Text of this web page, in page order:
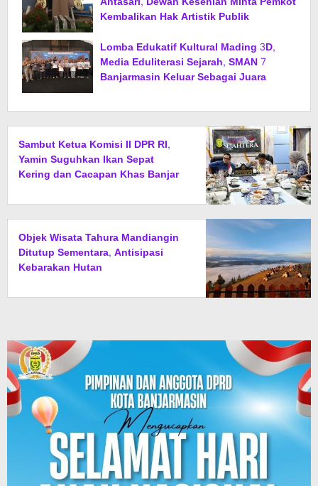
Kembalikan Hak Artistik Publik
Lomba Edukatif Kultural Mading 3D,
Media Eduliterasi Sejarah, SMAN 7
Banjarmasin Keluar Sebagai Juara
Sambut Ketua Komisi II DPR RI,
Yamin Suguhkan Ikan Sepat
Kering dan Cacapan Khas Banjar
Objek Wisata Tahura Mandiangin
Ditutup Sementara, Antisipasi
Kebarakan Hutan